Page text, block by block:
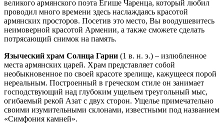
великого армянского поэта Егише Чаренца, который любил
проводил много времени здесь наслаждаясь красотой
армянских просторов. Посетив это место, Вы воодушевитесь
неимоверной красотой Армении, а также сможете сделать
потрясающий снимок на память.
Языческий храм Солнца Гарни (1 в. н. э.) – излюбленное
места армянских царей. Храм представляет собой
необыкновенное по своей красоте зрелище, кажущееся порой
нереальным. Построенный в греческом стиле он занимает
господствующий над глубоким ущельем треугольный мыс,
огибаемый рекой Азат с двух сторон. Ущелье примечательно
своими изумительными склонами, известными под названием
«Симфония камней».